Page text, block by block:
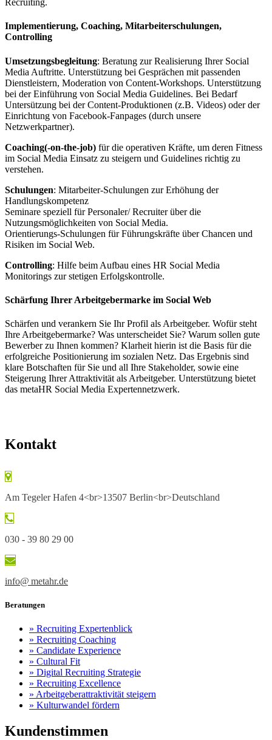
Recruiting.
Implementierung, Coaching, Mitarbeiterschulungen,
Controlling
Umsetzungsbegleitung: Beratung zur Realisierung Ihrer Social
Media Auftritte. Unterstützung bei Gesprächen mit passenden
Dienstleistern, Moderation von Content-Workshops. Unterstützung
bei der Einführung von Social Media Guidelines. Bei Bedarf
Untersützung bei der Content-Produktionen (z.B. Videos) oder der
Einrichtung von Facebook-Fanpages (durch unsere
Netzwerkpartner).
Coaching(-on-the-job) für die operativen Kräfte, um deren Fitness
im Social Media Einsatz zu steigern und Guidelines richtig zu
verstehen.
Schulungen: Mitarbeiter-Schulungen zur Erhöhung der
Handlungskompetenz
Seminare speziell für Personaler/ Recruiter über die
Nutzungsmöglichkeiten von Social Media.
Orientierungs-Schulungen für Führungskräfte über Chancen und
Risiken im Social Web.
Controlling: Hilfe beim Aufbau eines HR Social Media
Monitorings zur stetigen Erfolgskontrolle.
Schärfung Ihrer Arbeitgebermarke im Social Web
Schärfen und verankern Sie Ihr Profil als Arbeitgeber. Wofür steht
Ihre Arbeitgebermarke? Was unterscheidet Sie? Warum sollen gute
Bewerber zu Ihnen kommen? Klarheit hierin ist die Basis für die
erfolgreiche Positionierung im sozialen Netz. Das Ergebnis sind
klare Botschaften für Sie und all Ihre Stakeholder, sowie eine
Steigerung Ihrer Attraktivität als Arbeitgeber. Unterstützung bietet
das metaHR Social Media Expertennetzwerk.
Kontakt
Am Tegeler Hafen 4<br>13507 Berlin<br>Deutschland
030 - 39 80 29 00
info@ metahr.de
Beratungen
» Recruiting Expertenblick
» Recruiting Coaching
» Candidate Experience
» Cultural Fit
» Digital Recruiting Strategie
» Recruiting Excellence
» Arbeitgeber­attraktivität steigern
» Kulturwandel fördern
Kunden­stimmen